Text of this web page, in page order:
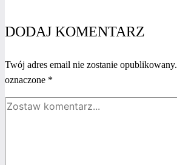
z kobietą
DODAJ KOMENTARZ
Twój adres email nie zostanie opublikowany.
oznaczone *